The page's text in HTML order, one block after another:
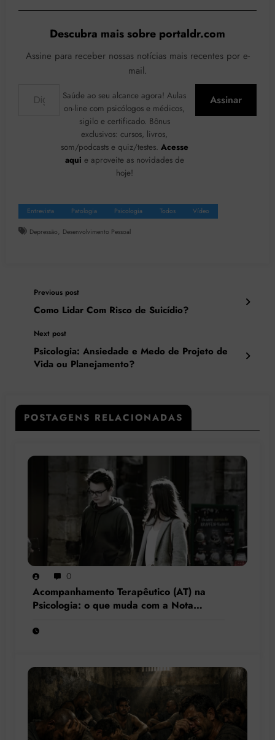
Descubra mais sobre portaldr.com
Assine para receber nossas notícias mais recentes por e-
mail.
Saúde ao seu alcance agora! Aulas
on-line com psicólogos e médicos,
sigilo e certificado. Bônus
exclusivos: cursos, livros,
som/podcasts e quiz/testes. Acesse
aqui e aproveite as novidades de
hoje!
Assinar
Entrevista Patologia Psicologia Todos Vídeo
Depressão , Desenvolvimento Pessoal
Previous post
Como Lidar Com Risco de Suicídio?
Next post
Psicologia: Ansiedade e Medo de Projeto de
Vida ou Planejamento?
POSTAGENS RELACIONADAS
0
Acompanhamento Terapêutico (AT) na
Psicologia: o que muda com a Nota